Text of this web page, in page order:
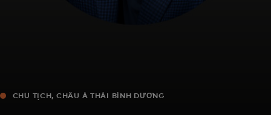
CHỦ TỊCH, CHÂU Á THÁI BÌNH DƯƠNG